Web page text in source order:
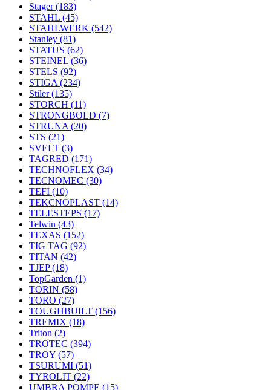
Stager(183)
STAHL (45)
STAHLWERK (542)
Stanley (81)
STATUS (62)
STEINEL (36)
STELS (92)
STIGA (234)
Stiler(135)
STORCH (11)
STRONGBOLD (7)
STRUNA (20)
STS (21)
SVELT (3)
TAGRED (171)
TECHNOFLEX (34)
TECNOMEC (30)
TEFI (10)
TEKCNOPLAST (14)
TELESTEPS (17)
Telwin (43)
TEXAS (152)
TIG TAG (92)
TITAN (42)
TJEP(18)
TopGarden (1)
TORIN (58)
TORO (27)
TOUGHBUILT (156)
TREMIX (18)
Triton (2)
TROTEC (394)
TROY (57)
TSURUMI (51)
TYROLIT (22)
UMBRA POMPE (15)